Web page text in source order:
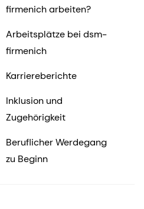
firmenich arbeiten?
Arbeitsplätze bei dsm-
firmenich
Karriereberichte
Inklusion und
Zugehörigkeit
Beruflicher Werdegang
zu Beginn